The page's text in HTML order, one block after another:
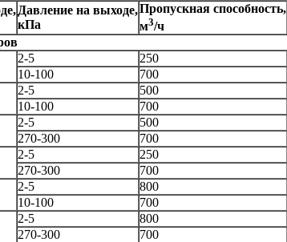
Давление на выходе,
кПа
Пропускная способность,
м3/ч
2-5 250
10-100
700
2-5 500
10-100
700
2-5 500
270-300
700
2-5 250
270-300
700
2-5 800
10-100
700
2-5 800
270-300
700